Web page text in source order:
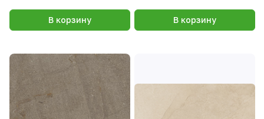
В корзину В корзину